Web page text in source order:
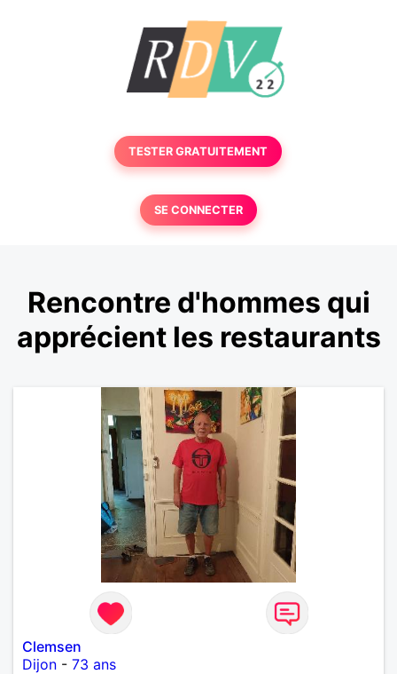
TESTER GRATUITEMENT
SE CONNECTER
Rencontre d'hommes qui
apprécient les restaurants
Clemsen
Dijon - 73 ans